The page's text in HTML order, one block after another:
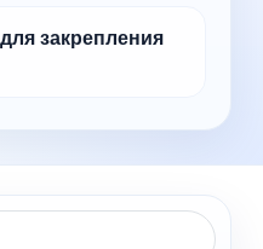
закрепления